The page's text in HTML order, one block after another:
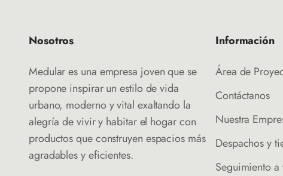
Nosotros
Medular es una empresa joven que se
propone inspirar un estilo de vida
urbano, moderno y vital exaltando la
alegría de vivir y habitar el hogar con
productos que construyen espacios más
agradables y eficientes.
Información
Área de
Contáctanos
Nuestra
Despachos y
Seguimiento